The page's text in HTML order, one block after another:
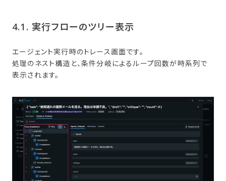
4.1. 実行フローの​ツリー表示
エージェント実行時のトレース画面です。
処理のネスト構造と、条件分岐によるループ回数が時系列で
表示されます。